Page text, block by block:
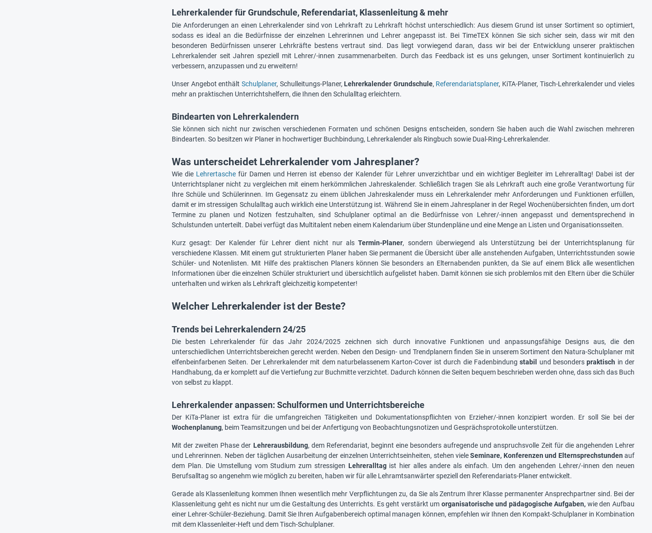
Lehrerkalender für Grundschule, Referendariat, Klassenleitung & mehr
Die Anforderungen an einen Lehrerkalender sind von Lehrkraft zu Lehrkraft höchst unterschiedlich: Aus diesem Grund ist unser Sortiment so optimiert,
sodass es ideal an die Bedürfnisse der einzelnen Lehrerinnen und Lehrer angepasst ist. Bei TimeTEX können Sie sich sicher sein, dass wir mit den
besonderen Bedürfnissen unserer Lehrkräfte bestens vertraut sind. Das liegt vorwiegend daran, dass wir bei der Entwicklung unserer praktischen
Lehrerkalender seit Jahren speziell mit Lehrer/-innen zusammenarbeiten. Durch das Feedback ist es uns gelungen, unser Sortiment kontinuierlich zu
verbessern, anzupassen und zu erweitern!
Unser Angebot enthält Schulplaner, Schulleitungs-Planer, Lehrerkalender Grundschule, Referendariatsplaner, KiTA-Planer, Tisch-Lehrerkalender und vieles
mehr an praktischen Unterrichtshelfern, die Ihnen den Schulalltag erleichtern.
Bindearten von Lehrerkalendern
Sie können sich nicht nur zwischen verschiedenen Formaten und schönen Designs entscheiden, sondern Sie haben auch die Wahl zwischen mehreren
Bindearten. So besitzen wir Planer in hochwertiger Buchbindung, Lehrerkalender als Ringbuch sowie Dual-Ring-Lehrerkalender.
Was unterscheidet Lehrerkalender vom Jahresplaner?
Wie die Lehrertaschefür Damen und Herren ist ebenso der Kalender für Lehrer unverzichtbar und ein wichtiger Begleiter im Lehreralltag! Dabei ist der
Unterrichtsplaner nicht zu vergleichen mit einem herkömmlichen Jahreskalender. Schließlich tragen Sie als Lehrkraft auch eine große Verantwortung für
Ihre Schüle und Schülerinnen. Im Gegensatz zu einem üblichen Jahreskalender muss ein Lehrerkalender mehr Anforderungen und Funktionen erfüllen,
damit er im stressigen Schulalltag auch wirklich eine Unterstützung ist. Während Sie in einem Jahresplaner in der Regel Wochenübersichten finden, um dort
Termine zu planen und Notizen festzuhalten, sind Schulplaner optimal an die Bedürfnisse von Lehrer/-innen angepasst und dementsprechend in
Schulstunden unterteilt. Dabei verfügt das Multitalent neben einem Kalendarium über Stundenpläne und eine Menge an Listen und Organisationsseiten.
Kurz gesagt: Der Kalender für Lehrer dient nicht nur alsTermin-Planer, sondern überwiegend als Unterstützung bei der Unterrichtsplanung für
verschiedene Klassen. Mit einem gut strukturierten Planer haben Sie permanent die Übersicht über alle anstehenden Aufgaben, Unterrichtsstunden sowie
Schüler- und Notenlisten. Mit Hilfe des praktischen Planers können Sie besonders an Elternabenden punkten, da Sie auf einem Blick alle wesentlichen
Informationen über die einzelnen Schüler strukturiert und übersichtlich aufgelistet haben. Damit können sie sich problemlos mit den Eltern über die Schüler
unterhalten und wirken als Lehrkraft gleichzeitig kompetenter!
Welcher Lehrerkalender ist der Beste?
Trends bei Lehrerkalendern 24/25
Die besten Lehrerkalender für das Jahr 2024/2025 zeichnen sich durch innovative Funktionen und anpassungsfähige Designs aus, die den
unterschiedlichen Unterrichtsbereichen gerecht werden. Neben den Design- und Trendplanern finden Sie in unserem Sortiment den Natura-Schulplaner mit
elfenbeinfarbenen Seiten. Der Lehrerkalender mit dem naturbelassenem Karton-Cover ist durch die Fadenbindungstabil und besonderspraktisch in der
Handhabung, da er komplett auf die Vertiefung zur Buchmitte verzichtet. Dadurch können die Seiten bequem beschrieben werden ohne, dass sich das Buch
von selbst zu klappt.
Lehrerkalender anpassen: Schulformen und Unterrichtsbereiche
Der KiTa-Planer ist extra für die umfangreichen Tätigkeiten und Dokumentationspflichten von Erzieher/-innen konzipiert worden. Er soll Sie bei der
Wochenplanung, beim Teamsitzungen und bei der Anfertigung von Beobachtungsnotizen und Gesprächsprotokolle unterstützen.
Mit der zweiten Phase der Lehrerausbildung, dem Referendariat, beginnt eine besonders aufregende und anspruchsvolle Zeit für die angehenden Lehrer
und Lehrerinnen. Neben der täglichen Ausarbeitung der einzelnen Unterrichtseinheiten, stehen vieleSeminare, Konferenzen und Elternsprechstunden auf
dem Plan. Die Umstellung vom Studium zum stressigen Lehreralltagist hier alles andere als einfach. Um den angehenden Lehrer/-innen den neuen
Berufsalltag so angenehm wie möglich zu bereiten, haben wir für alle Lehramtsanwärter speziell den Referendariats-Planer entwickelt.
Gerade als Klassenleitung kommen Ihnen wesentlich mehr Verpflichtungen zu, da Sie als Zentrum Ihrer Klasse permanenter Ansprechpartner sind. Bei der
Klassenleitung geht es nicht nur um die Gestaltung des Unterrichts. Es geht verstärkt um organisatorische und pädagogische Aufgaben, wie den Aufbau
einer Lehrer-Schüler-Beziehung. Damit Sie Ihren Aufgabenbereich optimal managen können, empfehlen wir Ihnen den Kompakt-Schulplaner in Kombination
mit dem Klassenleiter-Heft und dem Tisch-Schulplaner.